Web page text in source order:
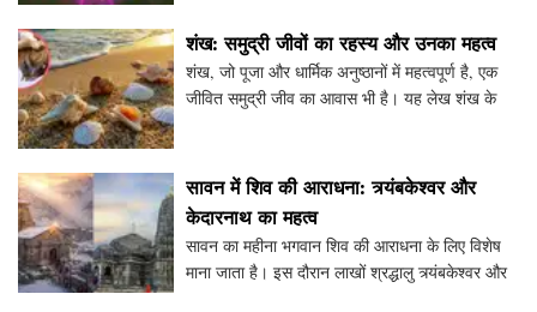
आपको अ
शंख: समुद्री जीवों का रहस्य और उनका महत्व
शंख, जो पूजा और धार्मिक अनुष्ठानों में महत्वपूर्ण है, एक
जीवित समुद्री जीव का आवास भी है। यह लेख शंख के
सावन में शिव की आराधना: त्र्यंबकेश्वर और
केदारनाथ का महत्व
सावन का महीना भगवान शिव की आराधना के लिए विशेष
माना जाता है। इस दौरान लाखों श्रद्धालु त्र्यंबकेश्वर और